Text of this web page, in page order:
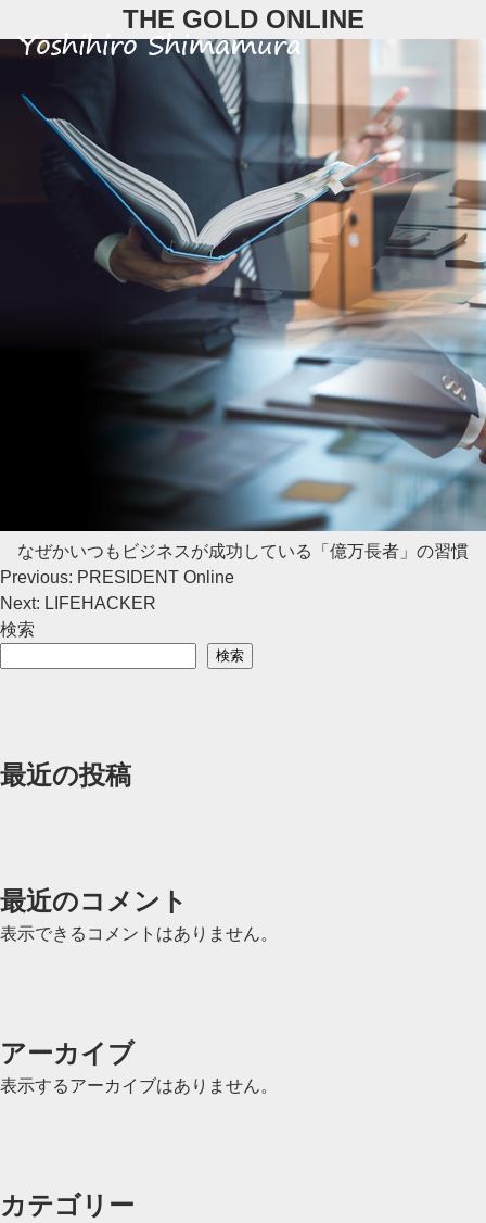
to
THE GOLD ONLINE
なぜかいつもビジネスが成功している「億万長者」の習慣
投
稿
ナ
ー
ン
Previous: PRESIDENT Online
Next: LIFEHACKER
検索
検索
最近の投稿
最近のコメント
表示できるコメントはありません。
アーカイブ
表示するアーカイブはありません。
カテゴリー